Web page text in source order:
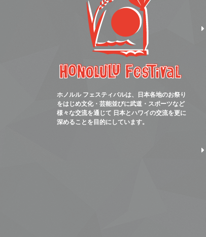
ホノルル フェスティバルは、日本各地のお祭り
をはじめ文化・芸能並びに武道・スポーツなど
様々な交流を通じて 日本とハワイの交流を更に
深めることを目的にしています。